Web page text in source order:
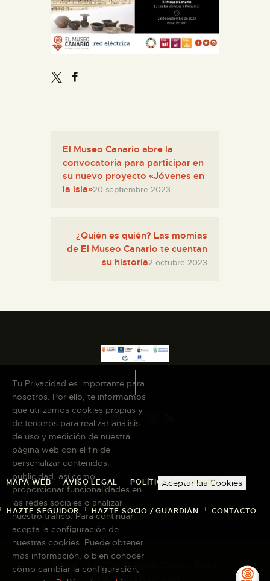
El Museo Canario abre la
convocatoria para participar en
su nuevo proyecto «Jóvenes en
la isla»20 septiembre 2023
¿Quién es quién? Las momias
de El Museo Canario te cuentan
su historia2 octubre 2023
MAPA WEB AVISO LEGAL POLÍTICA DE COOKIES
HAZTE SEGUIDOR HAZTE SOCIO / GUARDIÁN CONTACTO
Copyright © 2026 El Museo Canario · Todos
los derechos reservados
Tu Privacidad es importante para
nosotros. Por ello, te informamos
que utilizamos cookies propias y
de terceros para realizar análisis
de uso y medición de nuestra
página web con el fin de
personalizar contenidos,
publicidad, así como
proporcionar funcionalidades en
las redes sociales o analizar
nuestro tráfico. Para continuar
acepta la configuración de
nuestras cookies. Puede obtener
más información, o bien conocer
cómo cambiar la configuración,
Aceptar las Cookies